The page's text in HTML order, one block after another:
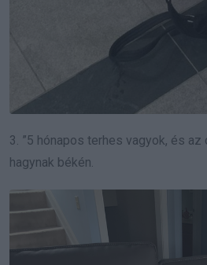
3. ”5 hónapos terhes vagyok, és az
hagynak békén.